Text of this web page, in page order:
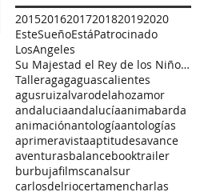
201520162017201820192020
EsteSueñoEstáPatrocinado
LosAngeles
Su Majestad el Rey de los Niños Zombis
Talleragagaguascalientes
agusruizalvarodelahozamor
andaluciaandalucíaanimabarda
animaciónantologíaantologías
aprimeravistaaptitudesavance
aventurasbalancebooktrailer
burbujafilmscanalsur
carlosdelriocertamencharlas